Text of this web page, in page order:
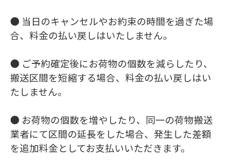
● 当日のキャンセルやお約束の時間を過ぎた場
合、料金の払い戻しはいたしません。
● ご予約確定後にお荷物の個数を減らしたり、
搬送区間を短縮する場合、料金の払い戻しはい
たしません。
● お荷物の個数を増やしたり、同一の荷物搬送
業者にて区間の延長をした場合、発生した差額
を追加料金としてお支払いいただきます。